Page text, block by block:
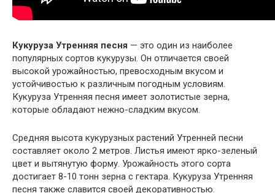
Кукуруза Утренняя песня — это один из наиболее
популярных сортов кукурузы. Он отличается своей
высокой урожайностью, превосходным вкусом и
устойчивостью к различным погодным условиям.
Кукуруза Утренняя песня имеет золотистые зерна,
которые обладают нежно-сладким вкусом.
Средняя высота кукурузных растений Утренней песни
составляет около 2 метров. Листья имеют ярко-зеленый
цвет и вытянутую форму. Урожайность этого сорта
достигает 8-10 тонн зерна с гектара. Кукуруза Утренняя
песня также славится своей декоративностью.